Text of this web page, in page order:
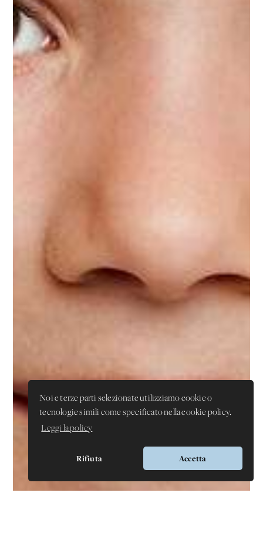
Noi e terze parti selezionate utilizziamo cookie o
tecnologie simili come specificato nella cookie policy.
Leggi la policy
Rifiuta Accetta